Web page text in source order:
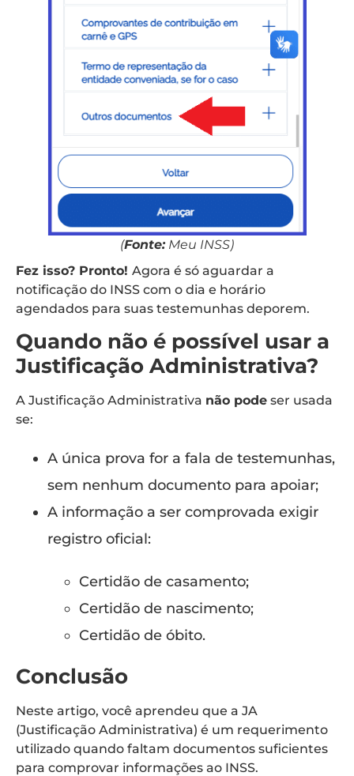
(Fonte:Meu INSS)
Fez isso? Pronto! Agora é só aguardar a
notificação do INSS com o dia e horário
agendados para suas testemunhas deporem.
Quando não é possível usar a
Justificação Administrativa?
A Justificação Administrativa não pode ser usada
se:
A única prova for a fala de testemunhas,
sem nenhum documento para apoiar;
A informação a ser comprovada exigir
registro oficial:
Certidão de casamento;
Certidão de nascimento;
Certidão de óbito.
Conclusão
Neste artigo, você aprendeu que a JA
(Justificação Administrativa) é um requerimento
utilizado quando faltam documentos suficientes
para comprovar informações ao INSS.